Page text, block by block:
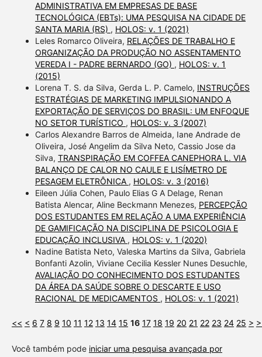
ADMINISTRATIVA EM EMPRESAS DE BASE
TECNOLÓGICA (EBTs): UMA PESQUISA NA CIDADE DE
SANTA MARIA (RS) , HOLOS: v. 1 (2021)
Leles Romarco Oliveira, RELAÇÕES DE TRABALHO E
ORGANIZAÇÃO DA PRODUÇÃO NO ASSENTAMENTO
VEREDA I - PADRE BERNARDO (GO) , HOLOS: v. 1
(2015)
Lorena T. S. da Silva, Gerda L. P. Camelo, INSTRUÇÕES
ESTRATÉGIAS DE MARKETING IMPULSIONANDO A
EXPORTAÇÃO DE SERVIÇOS DO BRASIL: UM ENFOQUE
NO SETOR TURÍSTICO , HOLOS: v. 3 (2007)
Carlos Alexandre Barros de Almeida, Iane Andrade de
Oliveira, José Angelim da Silva Neto, Cassio Jose da
Silva, TRANSPIRAÇÃO EM COFFEA CANEPHORA L. VIA
BALANÇO DE CALOR NO CAULE E LISÍMETRO DE
PESAGEM ELETRÔNICA , HOLOS: v. 3 (2016)
Eileen Júlia Cohen, Paulo Elias G A Delage, Renan
Batista Alencar, Aline Beckmann Menezes, PERCEPÇÃO
DOS ESTUDANTES EM RELAÇÃO A UMA EXPERIÊNCIA
DE GAMIFICAÇÃO NA DISCIPLINA DE PSICOLOGIA E
EDUCAÇÃO INCLUSIVA , HOLOS: v. 1 (2020)
Nadine Batista Neto, Valeska Martins da Silva, Gabriela
Bonfanti Azolin, Viviane Cecilia Kessler Nunes Desuchle,
AVALIAÇÃO DO CONHECIMENTO DOS ESTUDANTES
DA ÁREA DA SAÚDE SOBRE O DESCARTE E USO
RACIONAL DE MEDICAMENTOS , HOLOS: v. 1 (2021)
<< < 6 7 8 9 10 11 12 13 14 15 16 17 18 19 20 21 22 23 24 25 >
Você também pode iniciar uma pesquisa avançada por